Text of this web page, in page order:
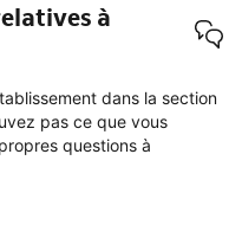
à
dans la section
pas ce que vous
questions à